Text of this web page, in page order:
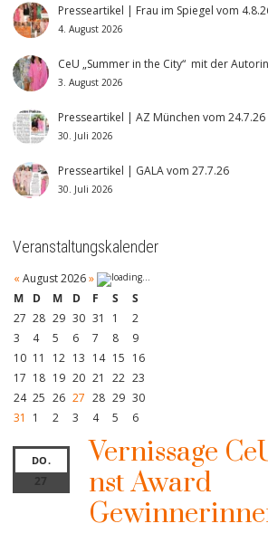
Presseartikel | Frau im Spiegel vom
4. August 2026
CeU „Summer in the City“ mit der
3. August 2026
Presseartikel | AZ München vom 24.7.26
30. Juli 2026
Presseartikel | GALA vom 27.7.26
30. Juli 2026
Veranstaltungskalender
« August 2026»
M
D M D F S
S
27 28 29 30 31 1
2
3
4 5 6 7 8
9
10 11 12 13 14 15 16
17 18 19 20 21 22 23
24 25 26 27 28 29 30
31
1 2 3 4 5 6
DO.
27
Vernissage
nst Award